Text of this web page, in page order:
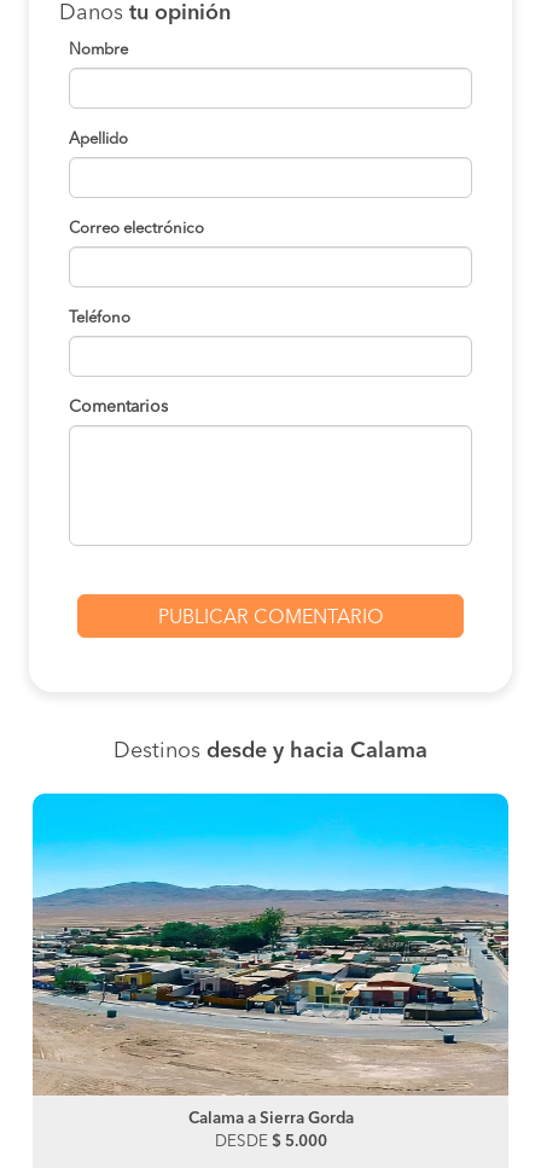
Danos tu opinión
Nombre
Apellido
Correo electrónico
Teléfono
Comentarios
Destinos desde y hacia Calama
Calama a Sierra Gorda
DESDE $ 5.000